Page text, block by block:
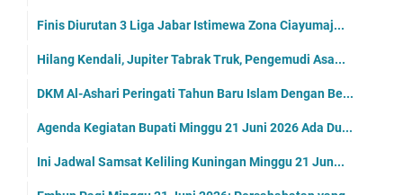
Finis Diurutan 3 Liga Jabar Istimewa Zona Ciayumaj...
Hilang Kendali, Jupiter Tabrak Truk, Pengemudi Asa...
DKM Al-Ashari Peringati Tahun Baru Islam Dengan Be...
Agenda Kegiatan Bupati Minggu 21 Juni 2026 Ada Du...
Ini Jadwal Samsat Keliling Kuningan Minggu 21 Jun...